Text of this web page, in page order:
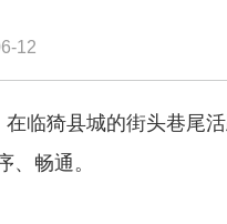
12
临猗县城的街头巷尾
、畅通。